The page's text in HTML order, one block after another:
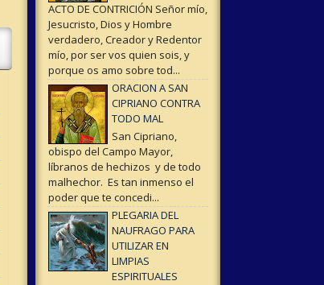
ACTO DE CONTRICIÓN Señor mío,
Jesucristo, Dios y Hombre
verdadero, Creador y Redentor
mío, por ser vos quien sois, y
porque os amo sobre tod...
ORACION A SAN
CIPRIANO CONTRA
TODO MAL
San Cipriano,
obispo del Campo Mayor,
líbranos de hechizos y de todo
malhechor. Es tan inmenso el
poder que te concedi...
PLEGARIA DEL
NAUFRAGO PARA
UTILIZAR EN
LIMPIAS
ESPIRITUALES